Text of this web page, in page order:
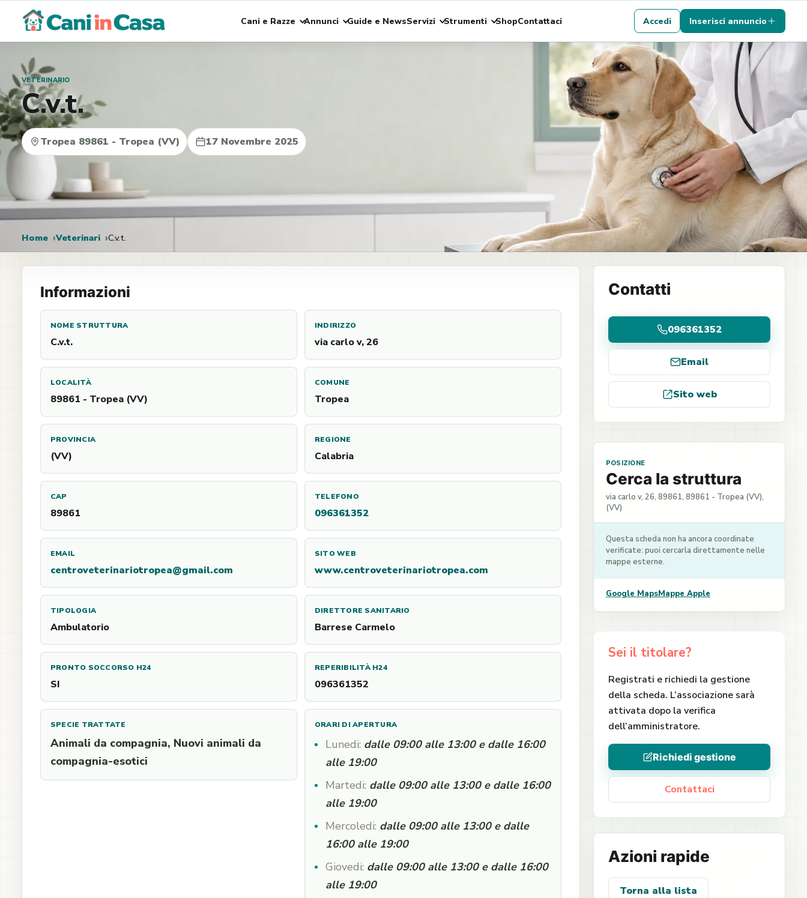
contenuto
Cani e Razze Annunci Guide e NewsServizi Strumenti ShopContattaci Accedi Inserisci annuncio
VETERINARIO
C.v.t.
Tropea 89861 - Tropea (VV) 17 Novembre 2025
Home Veterinari C.v.t.
Informazioni
NOME STRUTTURA
C.v.t.
INDIRIZZO
via carlo v, 26
LOCALITÀ
89861 - Tropea (VV)
COMUNE
Tropea
PROVINCIA
(VV)
REGIONE
Calabria
CAP
89861
TELEFONO
096361352
EMAIL
centroveterinariotropea@gmail.com
SITO WEB
www.centroveterinariotropea.com
TIPOLOGIA
Ambulatorio
DIRETTORE SANITARIO
Barrese Carmelo
PRONTO SOCCORSO H24
SI
REPERIBILITÀ H24
096361352
SPECIE TRATTATE
Animali da compagnia, Nuovi animali da
compagnia-esotici
ORARI DI APERTURA
Lunedi: dalle 09:00 alle 13:00 e dalle 16:00
alle 19:00
Martedi: dalle 09:00 alle 13:00 e dalle 16:00
alle 19:00
Mercoledi: dalle 09:00 alle 13:00 e dalle
16:00 alle 19:00
Giovedi: dalle 09:00 alle 13:00 e dalle 16:00
alle 19:00
Contatti
096361352
Email
Sito web
POSIZIONE
Cerca la struttura
via carlo v, 26, 89861, 89861 - Tropea (VV),
(VV)
Questa scheda non ha ancora coordinate
verificate: puoi cercarla direttamente nelle
mappe esterne.
Google MapsMappe Apple
Sei il titolare?
Registrati e richiedi la gestione
della scheda. L’associazione sarà
attivata dopo la verifica
dell’amministratore.
Richiedi gestione
Contattaci
Azioni rapide
Torna alla lista